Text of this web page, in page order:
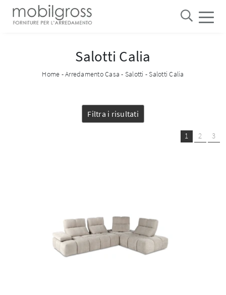
Salotti Calia
Home -Arredamento Casa - Salotti -Salotti Calia
Filtra i risultati
1 2 3